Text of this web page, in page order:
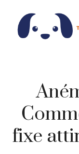
contenu
fixe